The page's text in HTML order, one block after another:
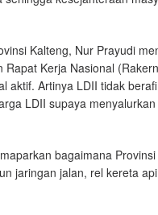
Kalteng, Nur Prayudi
Kerja Nasional
aktif. Artinya LDII tidak
LDII supaya
bagaimana
jaringan jalan, rel kereta